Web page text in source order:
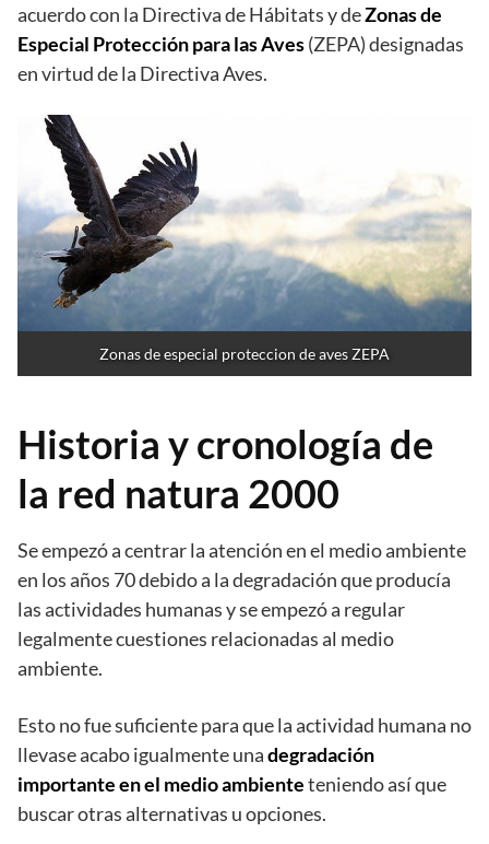
acuerdo con la Directiva de Hábitats y deZonas de
Especial Protección para las Aves(ZEPA) designadas
en virtud de la Directiva Aves.
Zonas de especial proteccion de aves ZEPA
Historia y cronología de
la red natura 2000
Se empezó a centrar la atención en el medio ambiente
en los años 70 debido a la degradación que producía
las actividades humanas y se empezó a regular
legalmente cuestiones relacionadas al medio
ambiente.
Esto no fue suficiente para que la actividad humana no
llevase acabo igualmente unadegradación
importante en el medio ambienteteniendo así que
buscar otras alternativas u opciones.